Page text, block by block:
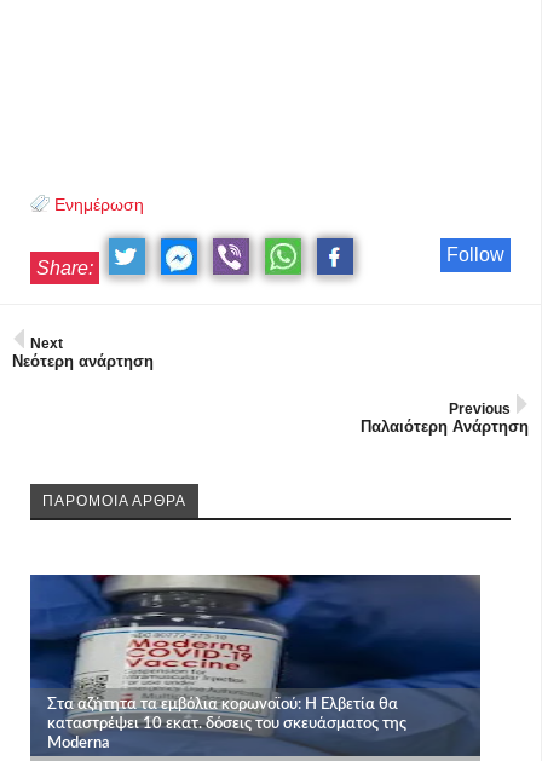
Ενημέρωση
Follow
Share:
Next
Νεότερη ανάρτηση
Previous
Παλαιότερη Ανάρτηση
ΠΑΡΟΜΟΙΑ ΑΡΘΡΑ